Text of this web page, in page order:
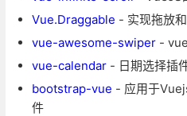
Vue.Draggable - 实现拖放
vue-awesome-swiper-
vue-calendar- 日期选择插
bootstrap-vue - 应用于
件